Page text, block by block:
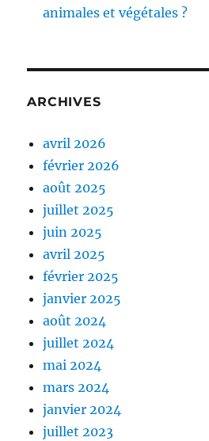
animales et végétales ?
ARCHIVES
avril 2026
février 2026
août 2025
juillet 2025
juin 2025
avril 2025
février 2025
janvier 2025
août 2024
juillet 2024
mai 2024
mars 2024
janvier 2024
juillet 2023